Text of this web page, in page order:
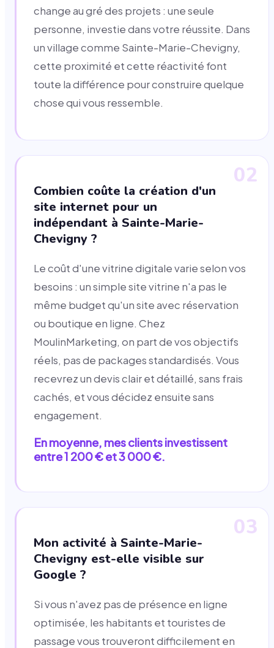
change au gré des projets : une seule
personne, investie dans votre réussite. Dans
un village comme Sainte-Marie-Chevigny,
cette proximité et cette réactivité font
toute la différence pour construire quelque
chose qui vous ressemble.
02
Combien coûte la création d'un
site internet pour un
indépendant à Sainte-Marie-
Chevigny ?
Le coût d'une vitrine digitale varie selon vos
besoins : un simple site vitrine n'a pas le
même budget qu'un site avec réservation
ou boutique en ligne. Chez
MoulinMarketing, on part de vos objectifs
réels, pas de packages standardisés. Vous
recevrez un devis clair et détaillé, sans frais
cachés, et vous décidez ensuite sans
engagement.
En moyenne, mes clients investissent
entre 1 200 € et 3 000 €.
03
Mon activité à Sainte-Marie-
Chevigny est-elle visible sur
Google ?
Si vous n'avez pas de présence en ligne
optimisée, les habitants et touristes de
passage vous trouveront difficilement en